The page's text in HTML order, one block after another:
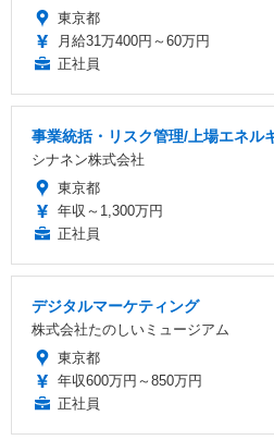
東京都
月給31万400円～60万円
正社員
事業統括・リスク管理/上場エネル
シナネン株式会社
東京都
年収～1,300万円
正社員
デジタルマーケティング
株式会社たのしいミュージアム
東京都
年収600万円～850万円
正社員